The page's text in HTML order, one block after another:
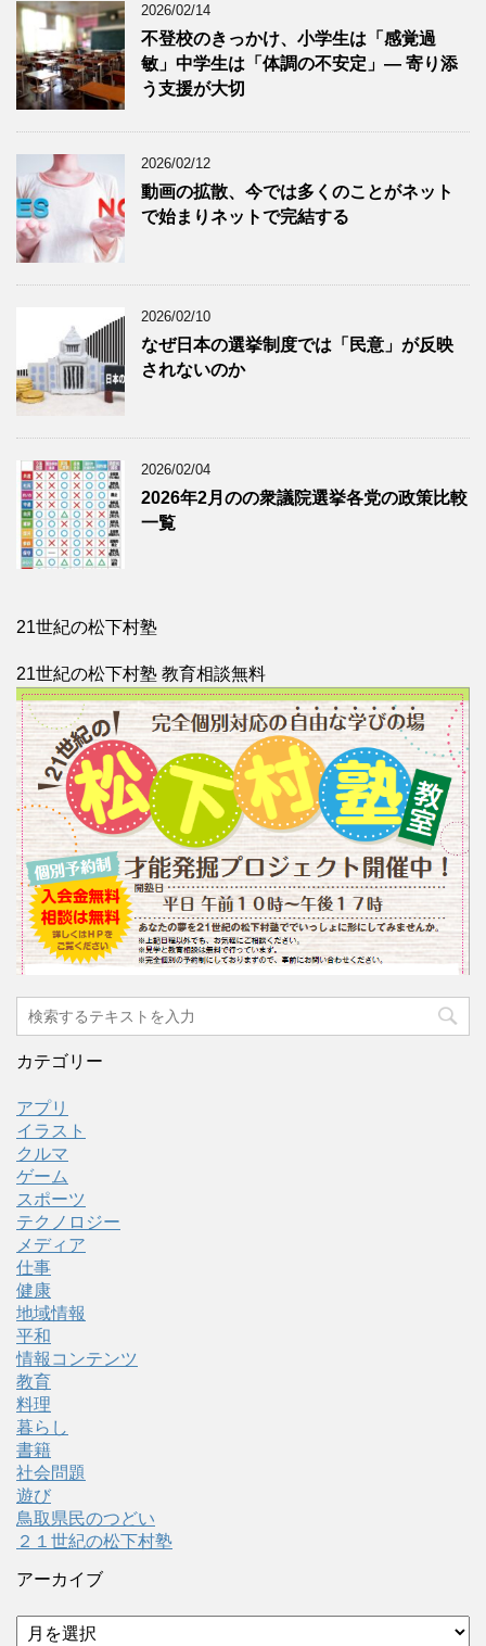
2026/02/14
不登校のきっかけ、小学生は「感覚過
敏」中学生は「体調の不安定」― 寄り添
う支援が大切
2026/02/12
動画の拡散、今では多くのことがネット
で始まりネットで完結する
2026/02/10
なぜ日本の選挙制度では「民意」が反映
されないのか
2026/02/04
2026年2月のの衆議院選挙各党の政策比較
一覧
21世紀の松下村塾
21世紀の松下村塾 教育相談無料
カテゴリー
アプリ
イラスト
クルマ
ゲーム
スポーツ
テクノロジー
メディア
仕事
健康
地域情報
平和
情報コンテンツ
教育
料理
暮らし
書籍
社会問題
遊び
鳥取県民のつどい
２１世紀の松下村塾
アーカイブ
ア